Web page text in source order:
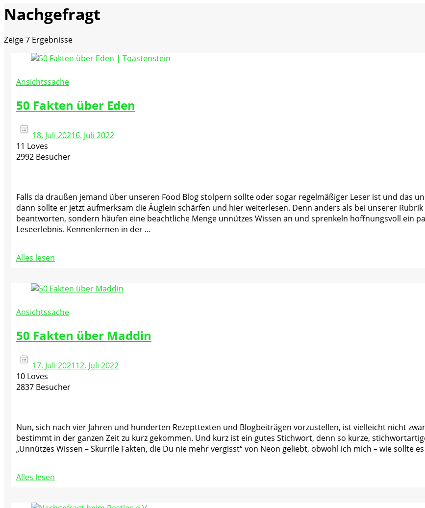
Toastenstein.com
Nachgefragt
Zeige7 Ergebnisse
Ansichtssache
50 Fakten über Eden
18. Juli 20216. Juli 2022
11 Loves
2992 Besucher
Falls da draußen jemand über unseren Food Blog stolpern sollte oder sogar regelmäßiger Leser ist und das
dann sollte er jetzt aufmerksam die Äuglein schärfen und hier weiterlesen. Denn anders als bei unserer
beantworten, sondern häufen eine beachtliche Menge unnützes Wissen an und sprenkeln hoffnungsvoll ein
Leseerlebnis. Kennenlernen in der …
Alles lesen
Ansichtssache
50 Fakten über Maddin
17. Juli 202112. Juli 2022
10 Loves
2837 Besucher
Nun, sich nach vier Jahren und hunderten Rezepttexten und Blogbeiträgen vorzustellen, ist vielleicht nicht
bestimmt in der ganzen Zeit zu kurz gekommen. Und kurz ist ein gutes Stichwort, denn so kurze,
„Unnützes Wissen – Skurrile Fakten, die Du nie mehr vergisst“ von Neon geliebt, obwohl ich mich – wie sollte
Alles lesen